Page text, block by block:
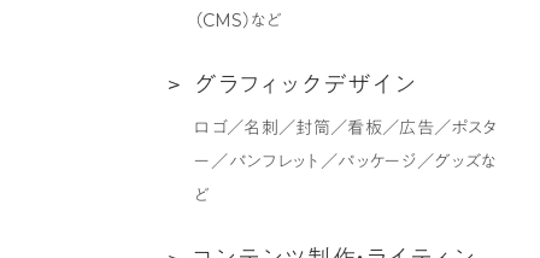
支
作
（CMS）など
グ
ク
グラフ ィ ッ ク デザイ ン
ロゴ／名刺／封筒／看板／広告／ポスタ
ー／パンフレット／パッケージ／グッズな
ど